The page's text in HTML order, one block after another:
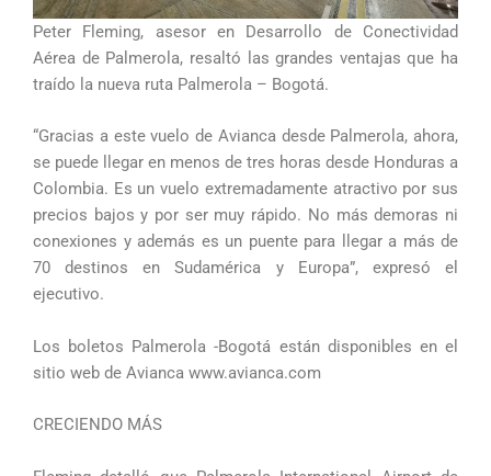
Peter Fleming, asesor en Desarrollo de Conectividad
Aérea de Palmerola, resaltó las grandes ventajas que ha
traído la nueva ruta Palmerola – Bogotá.
“Gracias a este vuelo de Avianca desde Palmerola, ahora,
se puede llegar en menos de tres horas desde Honduras a
Colombia. Es un vuelo extremadamente atractivo por sus
precios bajos y por ser muy rápido. No más demoras ni
conexiones y además es un puente para llegar a más de
70 destinos en Sudamérica y Europa”, expresó el
ejecutivo.
Los boletos Palmerola -Bogotá están disponibles en el
sitio web de Avianca www.avianca.com
CRECIENDO MÁS